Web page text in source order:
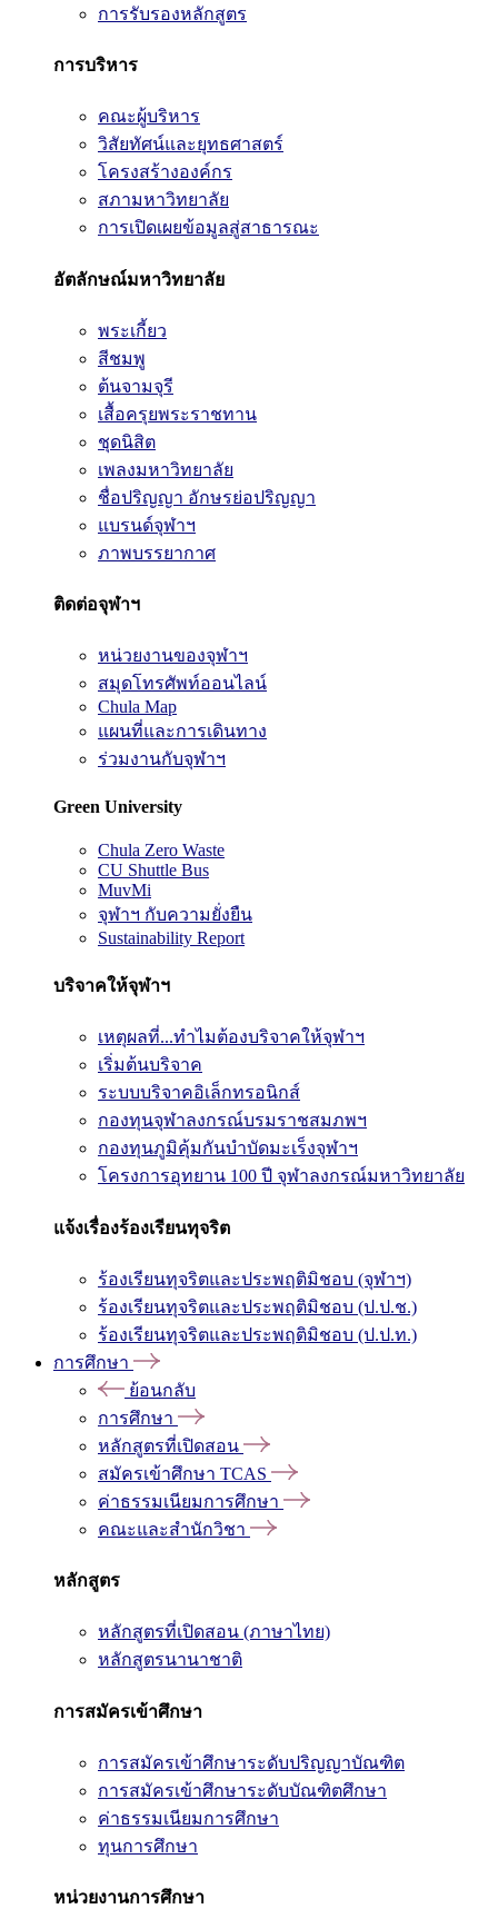
การรับรองหลักสูตร
การบริหาร
คณะผู้บริหาร
วิสัยทัศน์และยุทธศาสตร์
โครงสร้างองค์กร
สภามหาวิทยาลัย
การเปิดเผยข้อมูลสู่สาธารณะ
อัตลักษณ์มหาวิทยาลัย
พระเกี้ยว
สีชมพู
ต้นจามจุรี
เสื้อครุยพระราชทาน
ชุดนิสิต
เพลงมหาวิทยาลัย
ชื่อปริญญา อักษรย่อปริญญา
แบรนด์จุฬาฯ
ภาพบรรยากาศ
ติดต่อจุฬาฯ
หน่วยงานของจุฬาฯ
สมุดโทรศัพท์ออนไลน์
Chula Map
แผนที่และการเดินทาง
ร่วมงานกับจุฬาฯ
Green University
Chula Zero Waste
CU Shuttle Bus
MuvMi
จุฬาฯ กับความยั่งยืน
Sustainability Report
บริจาคให้จุฬาฯ
เหตุผลที่...ทำไมต้องบริจาคให้จุฬาฯ
เริ่มต้นบริจาค
ระบบบริจาคอิเล็กทรอนิกส์
กองทุนจุฬาลงกรณ์บรมราชสมภพฯ
กองทุนภูมิคุ้มกันบำบัดมะเร็งจุฬาฯ
โครงการอุทยาน 100 ปี จุฬาลงกรณ์มหาวิทยาลัย
แจ้งเรื่องร้องเรียนทุจริต
ร้องเรียนทุจริตและประพฤติมิชอบ (จุฬาฯ)
ร้องเรียนทุจริตและประพฤติมิชอบ (ป.ป.ช.)
ร้องเรียนทุจริตและประพฤติมิชอบ (ป.ป.ท.)
การศึกษา
ย้อนกลับ
การศึกษา
หลักสูตรที่เปิดสอน
สมัครเข้าศึกษา TCAS
ค่าธรรมเนียมการศึกษา
คณะและสำนักวิชา
หลักสูตร
หลักสูตรที่เปิดสอน (ภาษาไทย)
หลักสูตรนานาชาติ
การสมัครเข้าศึกษา
การสมัครเข้าศึกษาระดับปริญญาบัณฑิต
การสมัครเข้าศึกษาระดับบัณฑิตศึกษา
ค่าธรรมเนียมการศึกษา
ทุนการศึกษา
หน่วยงานการศึกษา